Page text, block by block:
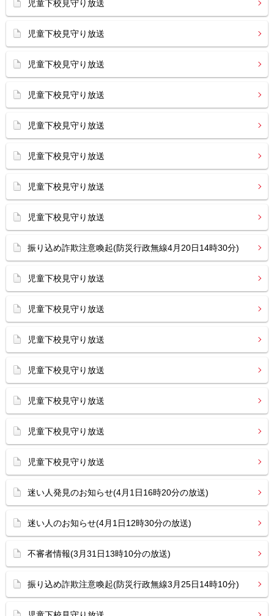
児童下校見守り放送
児童下校見守り放送
児童下校見守り放送
児童下校見守り放送
児童下校見守り放送
児童下校見守り放送
児童下校見守り放送
児童下校見守り放送
振り込め詐欺注意喚起(防災行政無線4月20日14時30分)
児童下校見守り放送
児童下校見守り放送
児童下校見守り放送
児童下校見守り放送
児童下校見守り放送
児童下校見守り放送
児童下校見守り放送
迷い人発見のお知らせ(4月1日16時20分の放送)
迷い人のお知らせ(4月1日12時30分の放送)
不審者情報(3月31日13時10分の放送)
振り込め詐欺注意喚起(防災行政無線3月25日14時10分)